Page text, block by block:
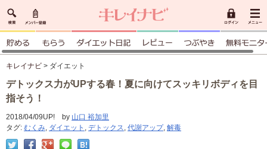
キレイナビ > ダイエット
デトックス力がUPする春！夏に向けてスッキリボディを目
指そう！
2018/04/09UP! by 山口 裕加里
タグ: むくみ, ダイエット , デトックス, 代謝アップ, 解毒